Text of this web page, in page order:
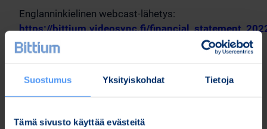
Suostumus Yksityiskohdat Tietoja
Tämä sivusto käyttää evästeitä
Englanninkielinen webcast-lähetys:
https://bittium.videosync.fi/
Webcast-nauhoite ja esitysaineisto ovat saatavilla
Bittiumin kotisivuilla osoitteessa
www.bittium.com/sijoittajatmyöhemmin samana
päivänä.
Lisätietoja: